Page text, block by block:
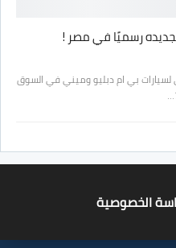
لسيارات بي ام دبليو وميني في السوق
الخصوصية